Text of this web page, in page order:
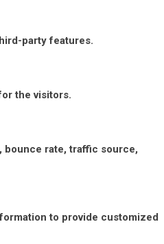
party features.
the visitors.
bounce rate, traffic source,
to provide customized